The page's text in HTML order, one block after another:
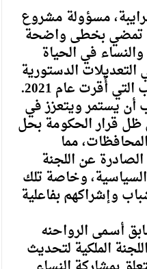
مسؤولة مشروع
تمضي بخطى واضحة
في الحياة
الدستورية
أُقرت عام 2021.
يستمر ويتعزز في
ظل قرار الحكومة بحل
مما
عن اللجنة
وخاصة تلك
وإشراكهم بفاعلية
أسـمى الرواحنه
الملكية لتحديث